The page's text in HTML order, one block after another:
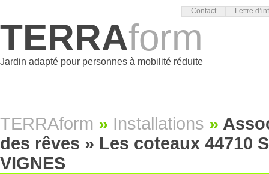
Contact Lettre
TERRAform
Jardin adapté pour personnes à mobilité réduite
TERRAform » Installations »
des rêves » Les coteaux 44710
VIGNES